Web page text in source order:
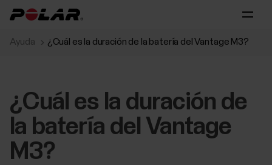
Ayuda ¿Cuál es la duración de la batería del Vantage M3?
¿Cuál es la duración de
la batería del Vantage
M3?